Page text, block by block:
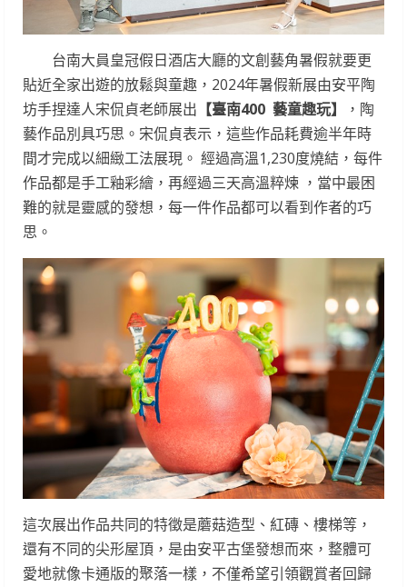
台南大員皇冠假日酒店大廳的文創藝角暑假就要更
貼近全家出遊的放鬆與童趣，2024年暑假新展由安平陶
坊手捏達人宋侃貞老師展出 【臺南400 藝童趣玩】
，陶
藝作品別具巧思。宋侃貞表示，這些作品耗費逾半年時
間才完成以細緻工法展現。 經過高溫1,230度燒結，每件
作品都是手工釉彩繪，再經過三天高溫粹煉 ，當中最困
難的就是靈感的發想，每一件作品都可以看到作者的巧
思。
這次展出作品共同的特徵是蘑菇造型、紅磚、樓梯等，
還有不同的尖形屋頂，是由安平古堡發想而來，整體可
愛地就像卡通版的聚落一樣，不僅希望引領觀賞者回歸